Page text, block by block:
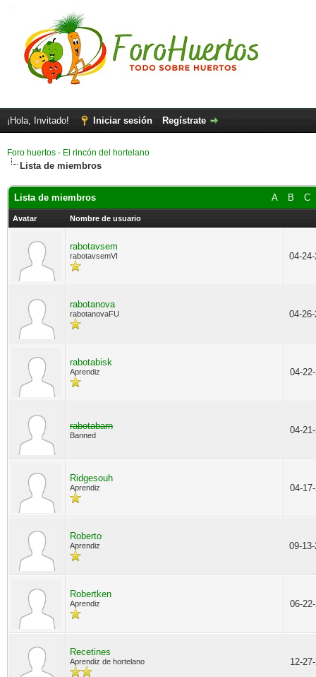
¡Hola, Invitado! Iniciar sesión Regístrate
Foro huertos - El rincón del hortelano
Lista de miembros
A B C
Lista de miembros
Avatar Nombre de usuario
rabotavsem
rabotavsemVI 04-
rabotanova
rabotanovaFU 04-
rabotabisk
Aprendiz 04-
rabotabarn
Banned 04-
Ridgesouh
Aprendiz 04-
Roberto
Aprendiz 09-
Robertken
Aprendiz 06-
Recetines
Aprendiz de hortelano 12-